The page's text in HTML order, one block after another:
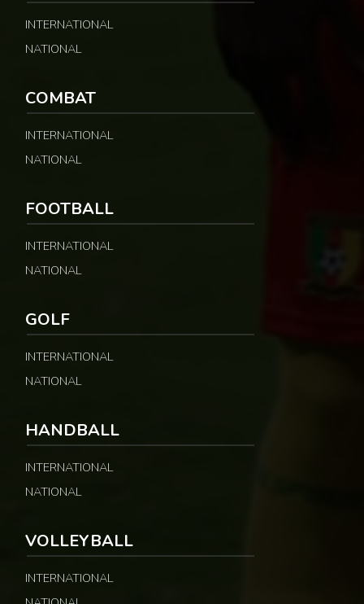
INTERNATIONAL
NATIONAL
COMBAT
INTERNATIONAL
NATIONAL
FOOTBALL
INTERNATIONAL
NATIONAL
GOLF
INTERNATIONAL
NATIONAL
HANDBALL
INTERNATIONAL
NATIONAL
VOLLEYBALL
INTERNATIONAL